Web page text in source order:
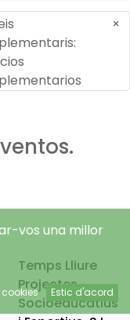
×
Temps Lliure
Projectes
Socioeducatius
vos una millor
Estic d'acord